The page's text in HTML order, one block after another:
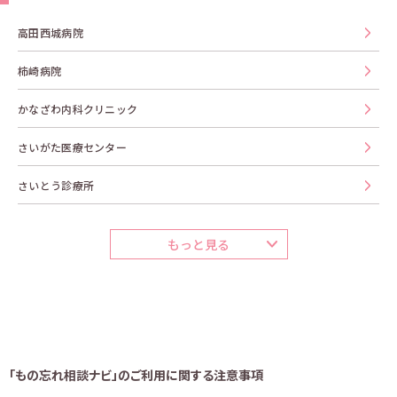
高田西城病院
柿崎病院
かなざわ内科クリニック
さいがた医療センター
さいとう診療所
もっと見る
「もの忘れ相談ナビ」のご利用に関する注意事項